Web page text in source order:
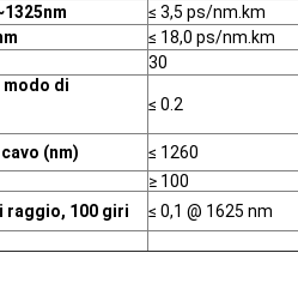
≤ 3,5 ps/nm.km
≤ 18,0 ps/nm.km
30
di
≤ 0.2
(nm)
≤ 1260
≥ 100
raggio, 100 giri ≤ 0,1 @ 1625 nm